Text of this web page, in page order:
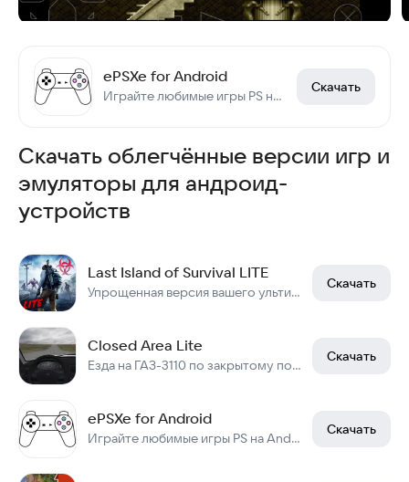
ePSXe for Android
Играйте любимые игры PS на Android-устройстве.
Скачать
Скачать облегчённые версии игр и
эмуляторы для андроид-
устройств
Last Island of Survival LITE
Упрощенная версия вашего ультимативного приключения выживания!
Скачать
Closed Area Lite
Езда на ГАЗ-3110 по закрытому полигону
Скачать
ePSXe for Android
Играйте любимые игры PS на Android-устройстве.
Скачать